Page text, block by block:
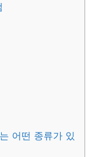
어떤 종류가 있